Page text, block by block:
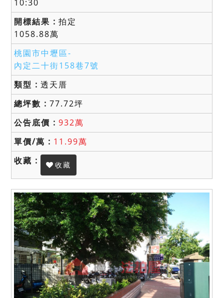
10:30
拍定
1058.88萬
桃園市中壢區-
內定二十街158巷7號
透天厝
77.72坪
932萬
11.99萬
收藏